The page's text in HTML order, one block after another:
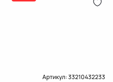
Артикул:33210432233